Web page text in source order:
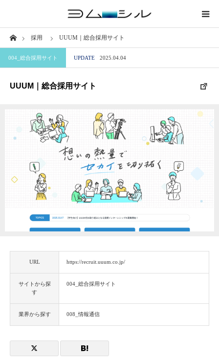
Home 採用 UUUM｜総合採用サイト
004_総合採用サイト UPDATE 2025.04.04
UUUM｜総合採用サイト
URL https://recruit.uuum.co.jp/
サイトから探
す
004_総合採用サイト
業界から探す 008_情報通信
業界から探す
サイトから探す
特徴から探す
このサイトについて